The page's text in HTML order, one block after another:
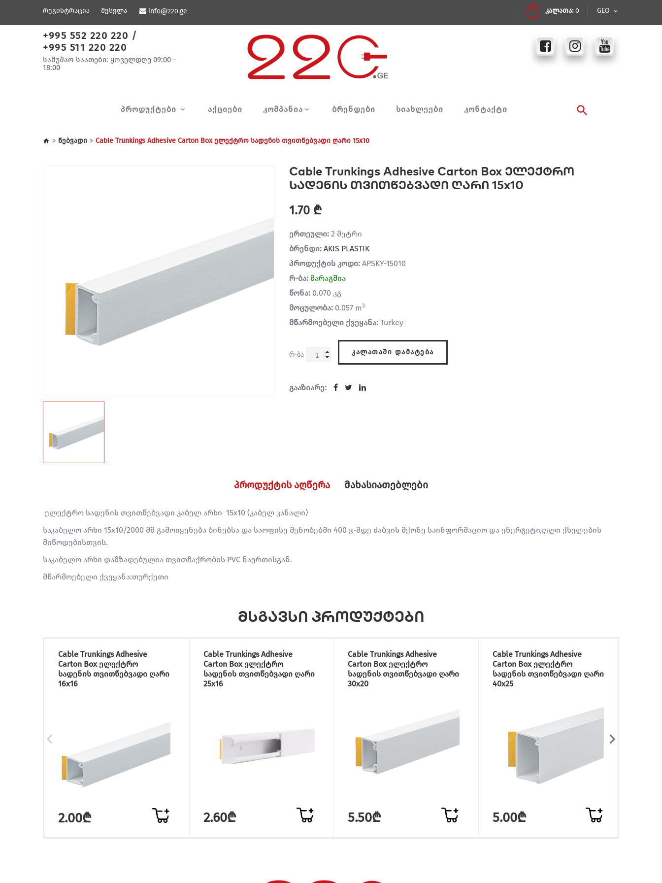
რეგისტრაცია შესვლა GEO
კალათა: 0
info@220.ge
+995 552 220 220 /
+995 511 220 220
სამუშაო საათები: ყოველდღე 09:00 -
18:00
ᲞᲠᲝᲓᲣᲥᲢᲔᲑᲘ ᲐᲥᲪᲘᲔᲑᲘ ᲙᲝᲛᲞᲐᲜᲘᲐ ᲑᲠᲔᲜᲓᲔᲑᲘ ᲡᲘᲐᲮᲚᲔᲔᲑᲘ ᲙᲝᲜᲢᲐᲥᲢᲘ
წებვადი Cable Trunkings Adhesive Carton Box ელექტრო სადენის თვითწებვადი ღარი 15x10
Cable Trunkings Adhesive Carton Box ელექტრო
სადენის თვითწებვადი ღარი 15x10
1.70 ₾
ერთეული: 2 მეტრი
ბრენდი: AKIS PLASTIK
პროდუქტის კოდი: APSKY-15010
რ-ბა: მარაგშია
წონა: 0.070 კგ
მოცულობა: 0.057 m3
მწარმოებელი ქვეყანა: Turkey
რ-ბა ᲙᲐᲚᲐᲗᲐᲨᲘ ᲓᲐᲛᲐᲢᲔᲑᲐ
გააზიარე:
პროდუქტის აღწერა მახასიათებლები
ელექტრო სადენის თვითწებვადი კაბელ არხი 15x10 (კაბელ კანალი)
საკაბელო არხი 15x10/2000 მმ გამოიყენება ბინებსა და საოფისე შენობებში 400 ვ-მდე ძაბვის მქონე საინფორმაციო და ენერგეტიკული ქსელების
მიწოდებისთვის.
საკაბელო არხი დამზადებულია თვითჩაქრობის PVC ნაერთისგან.
მწარმოებელი ქვეყანა:თურქეთი
მსგავსი პროდუქტები
Cable Trunkings Adhesive
Carton Box ელექტრო
სადენის თვითწებვადი ღარი
16x16
2.00₾
Cable Trunkings Adhesive
Carton Box ელექტრო
სადენის თვითწებვადი ღარი
25x16
2.60₾
Cable Trunkings Adhesive
Carton Box ელექტრო
სადენის თვითწებვადი ღარი
30x20
5.50₾
Cable Trunkings Adhesive
Carton Box ელექტრო
სადენის თვითწებვადი ღარი
40x25
5.00₾